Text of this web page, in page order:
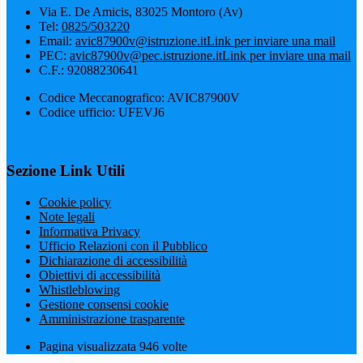
Via E. De Amicis, 83025 Montoro (Av)
Tel: 0825/503220
Email: avic87900v@istruzione.itLink per inviare una mail
PEC: avic87900v@pec.istruzione.itLink per inviare una mail
C.F.: 92088230641
Codice Meccanografico: AVIC87900V
Codice ufficio: UFEVJ6
Sezione Link Utili
Cookie policy
Note legali
Informativa Privacy
Ufficio Relazioni con il Pubblico
Dichiarazione di accessibilità
Obiettivi di accessibilità
Whistleblowing
Gestione consensi cookie
Amministrazione trasparente
Pagina visualizzata 946 volte